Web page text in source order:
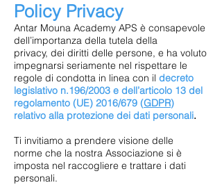
Policy Privacy
Antar Mouna Academy APS è consapevole
dell’importanza della tutela della
privacy, dei diritti delle persone, e ha voluto
impegnarsi seriamente nel rispettare le
regole di condotta in linea con il decreto
legislativo n.196/2003 e dell’articolo 13 del
regolamento (UE) 2016/679 (GDPR)
relativo alla protezione dei dati personali.
Ti invitiamo a prendere visione delle
norme che la nostra Associazione si è
imposta nel raccogliere e trattare i dati
personali.